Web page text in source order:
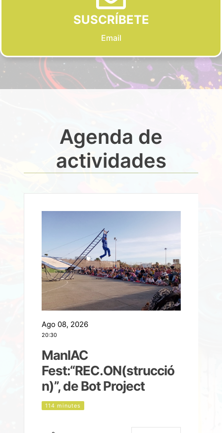
SUSCRÍBETE
Email
Agenda de
actividades
Ago 08, 2026
20:30
ManIAC
Fest:“REC.ON(strucció
n)”, de Bot Project
114 minutes